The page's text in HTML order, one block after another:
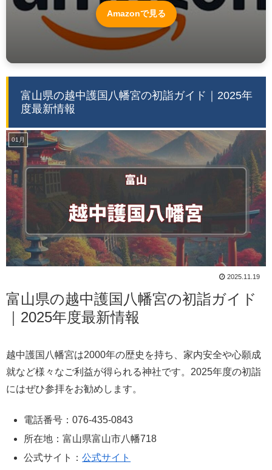
Amazonで見る
富山県の越中護国八幡宮の初詣ガイド｜2025年
度最新情報
01月
2025.11.19
富山県の越中護国八幡宮の初詣ガイド
｜2025年度最新情報
越中護国八幡宮は2000年の歴史を持ち、家内安全や心願成
就など様々なご利益が得られる神社です。2025年度の初詣
にはぜひ参拝をお勧めします。
電話番号：076-435-0843
所在地：富山県富山市八幡718
公式サイト：公式サイト